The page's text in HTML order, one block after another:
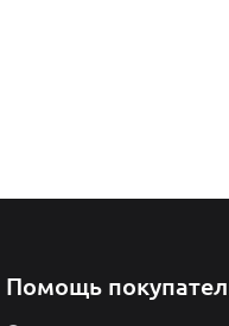
Помощь